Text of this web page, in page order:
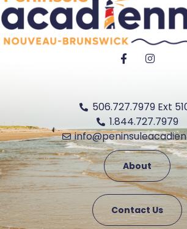
506.727.7979 Ext
1.844.727.7979
About
Contact Us